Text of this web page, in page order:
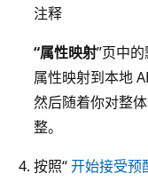
注释
“属性映射”页中
属性映射到本地
然后随着你对整
整。
按照“开始接受预